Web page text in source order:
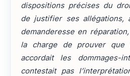
dispositions précises du
de justifier ses allégations,
demanderesse en
la charge de prouver que
accordait les dommages-
contestait pas